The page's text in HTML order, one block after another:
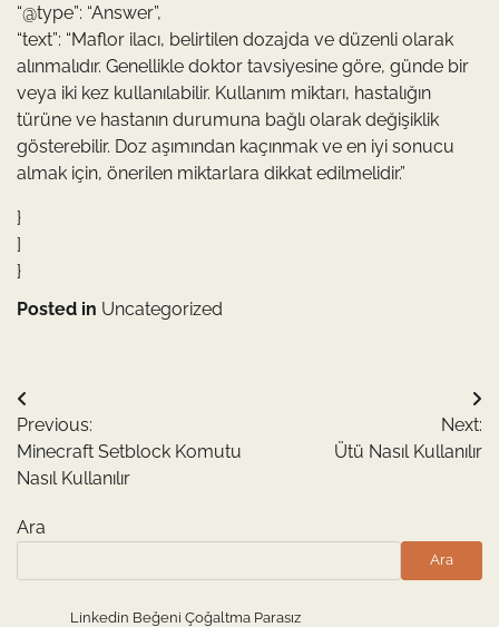
“@type”: “Answer”,
“text”: “Maflor ilacı, belirtilen dozajda ve düzenli olarak
alınmalıdır. Genellikle doktor tavsiyesine göre, günde bir
veya iki kez kullanılabilir. Kullanım miktarı, hastalığın
türüne ve hastanın durumuna bağlı olarak değişiklik
gösterebilir. Doz aşımından kaçınmak ve en iyi sonucu
almak için, önerilen miktarlara dikkat edilmelidir.”
}
]
}
Posted in Uncategorized
Yazı
gezinmesi
Previous:
Minecraft Setblock Komutu
Nasıl Kullanılır
Next:
Ütü Nasıl Kullanılır
Ara
Ara
Linkedin Beğeni Çoğaltma Parasız